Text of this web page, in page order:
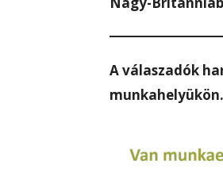
A válaszadók
munkahelyükön.